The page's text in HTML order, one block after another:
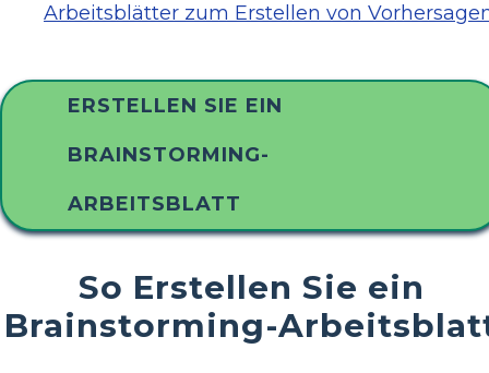
Arbeitsblätter zum Erstellen von
ERSTELLEN SIE EIN
BRAINSTORMING-
ARBEITSBLATT
So Erstellen Sie ein
Brainstorming-